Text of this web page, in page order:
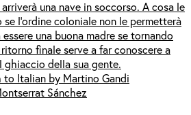
una nave in soccorso. A cosa le
l’ordine coloniale non le permetterà
una buona madre se tornando
finale serve a far conoscere a
ghiaccio della sua gente.
to Italian by Martino Gandi
Sánchez